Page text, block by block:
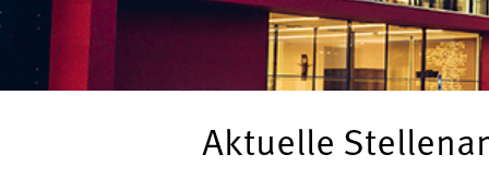
Aktuelle